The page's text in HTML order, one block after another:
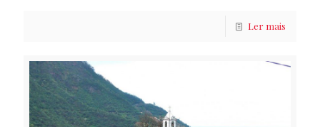
Ler mais